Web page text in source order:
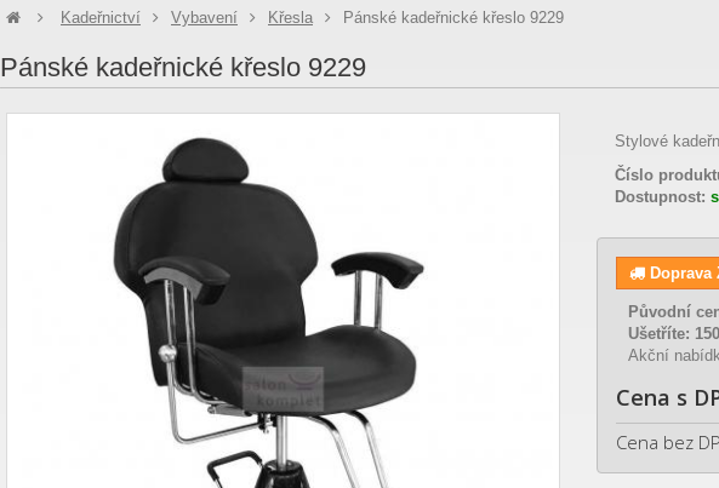
Kadeřnictví Vybavení Křesla Pánské kadeřnické křeslo 9229
Pánské kadeřnické křeslo 9229
Stylové
Číslo
Dostupnost:
Doprava
Původní
Ušetříte:
Akční
Cena s
Cena bez